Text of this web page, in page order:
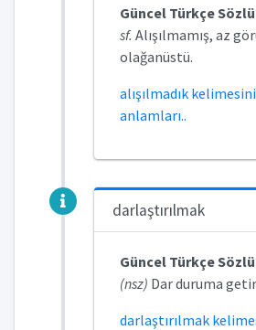
Güncel Türkçe
sf. Alışılmamış, az
olağanüstü.
alışılmadık
anlamları..
darlaştırılmak
Güncel Türkçe
(nsz) Dar duruma
darlaştırılmak